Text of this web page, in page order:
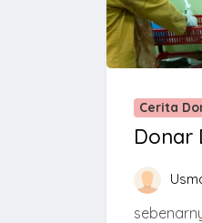
Cerita
Donar